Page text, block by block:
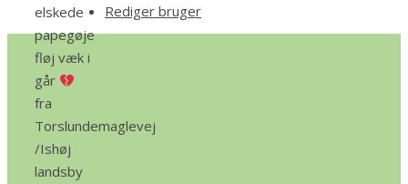
elskede
papegøje
fløj væk i
går
fra
Torslundemaglevej
/Ishøj
landsby
Rediger bruger